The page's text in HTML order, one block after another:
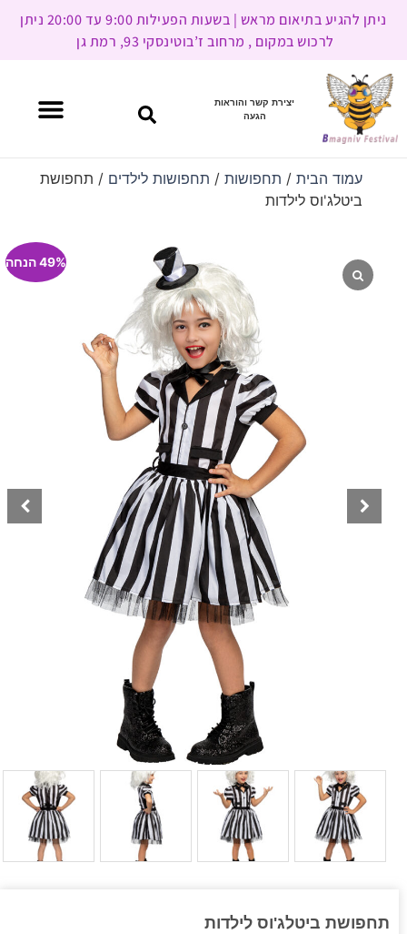
ניתן להגיע בתיאום מראש | בשעות הפעילות 9:00 עד 20:00 ניתן
לרכוש במקום , מרחוב ז’בוטינסקי 93, רמת גן
יצירת קשר והוראות
הגעה
עמוד הבית/ תחפושות/ תחפושות לילדים / תחפושת
ביטלג'וס לילדות
49% הנחה
תחפושת ביטלג'וס לילדות